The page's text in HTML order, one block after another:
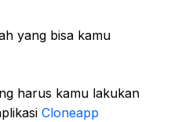
yang bisa kamu
harus kamu lakukan
Cloneapp